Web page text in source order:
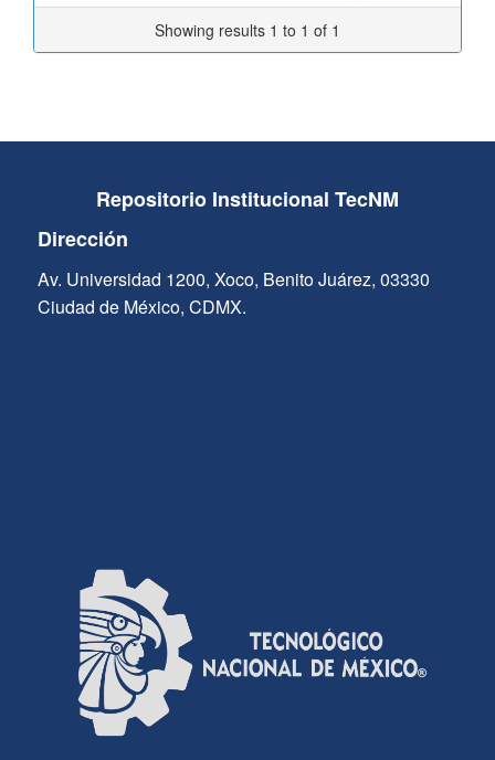
Showing results 1 to 1 of 1
Repositorio Institucional TecNM
Dirección
Av. Universidad 1200, Xoco, Benito Juárez, 03330
Ciudad de México, CDMX.